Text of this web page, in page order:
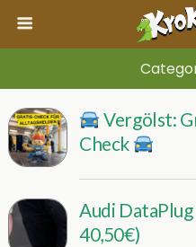
Vergölst:
Check
Audi
40,50€)